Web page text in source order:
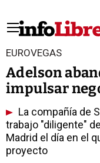
EUROVEGAS
Adelson
impulsar
La compañía de
trabajo "diligente"
Madrid el día en el
proyecto